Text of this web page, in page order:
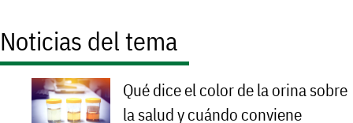
Noticias del tema
Qué dice el color de la orina sobre
la salud y cuándo conviene